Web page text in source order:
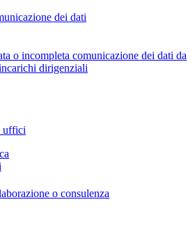
dei dati
o incompleta comunicazione dei dati da
dirigenziali
uffici
o consulenza